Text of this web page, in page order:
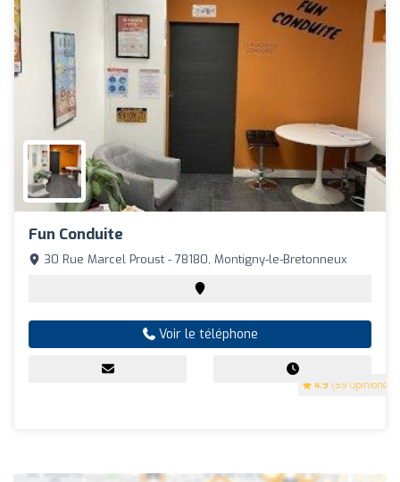
Fun Conduite
4.9 (59 Opinions)
30 Rue Marcel Proust - 78180, Montigny-le-Bretonneux
Voir le téléphone